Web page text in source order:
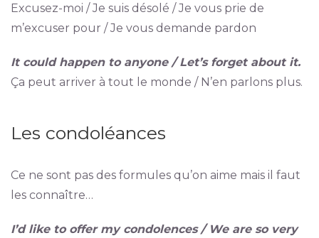
Excusez-moi / Je suis désolé / Je vous prie de
m’excuser pour / Je vous demande pardon
It could happen to anyone / Let’s forget about it.
Ça peut arriver à tout le monde / N’en parlons plus.
Les condoléances
Ce ne sont pas des formules qu’on aime mais il faut
les connaître…
I’d like to offer my condolences / We are so very